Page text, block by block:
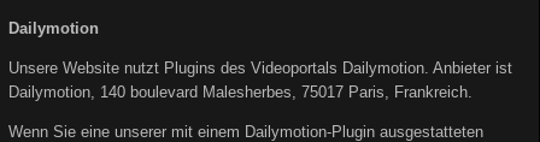
Dailymotion
Unsere Website nutzt Plugins des Videoportals Dailymotion. Anbieter ist
Dailymotion, 140 boulevard Malesherbes, 75017 Paris, Frankreich.
Wenn Sie eine unserer mit einem Dailymotion-Plugin ausgestatteten